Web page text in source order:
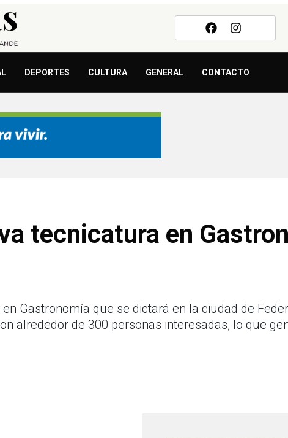
DEPORTES CULTURA GENERAL CONTACTO
tecnicatura en
Gastronomía que se dictará en la ciudad de
alrededor de 300 personas interesadas, lo que